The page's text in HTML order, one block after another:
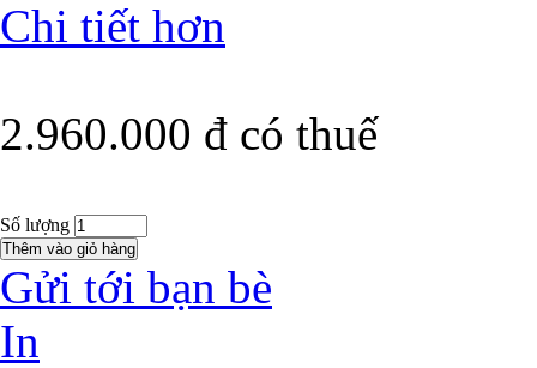
Chi tiết hơn
2.960.000 đ có thuế
Số lượng
Gửi tới bạn bè
In